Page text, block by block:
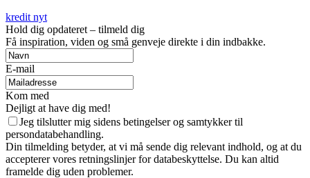
kredit nyt
Hold dig opdateret – tilmeld dig
Få inspiration, viden og små genveje direkte i din indbakke.
E-mail
Kom med
Dejligt at have dig med!
Jeg tilslutter mig sidens betingelser og samtykker til
persondatabehandling.
Din tilmelding betyder, at vi må sende dig relevant indhold, og at du
accepterer vores retningslinjer for databeskyttelse. Du kan altid
framelde dig uden problemer.